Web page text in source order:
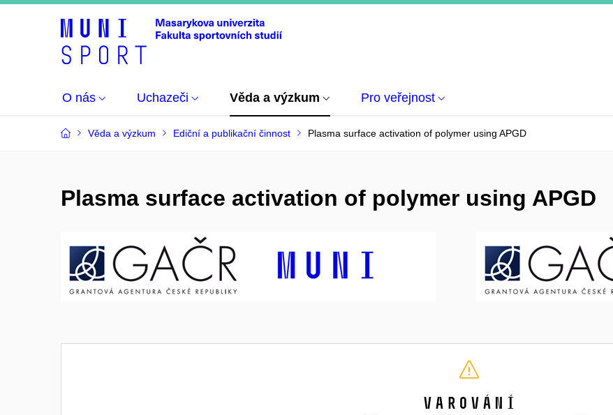
O nás Uchazeči Věda a výzkum Pro veřejnost
Věda a výzkum Ediční a publikační činnost Plasma surface activation of polymer using APGD
Plasma surface activation of polymer using APGD
Varování